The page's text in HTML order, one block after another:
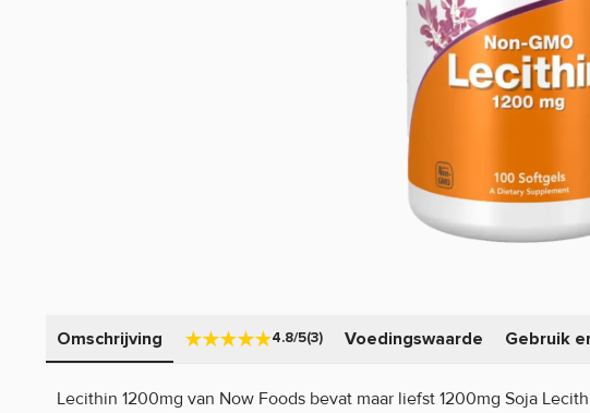
Omschrijving 4.8/5(3) Voedingswaarde Gebruik
Lecithin 1200mg van Now Foods bevat maar liefst 1200mg Soja